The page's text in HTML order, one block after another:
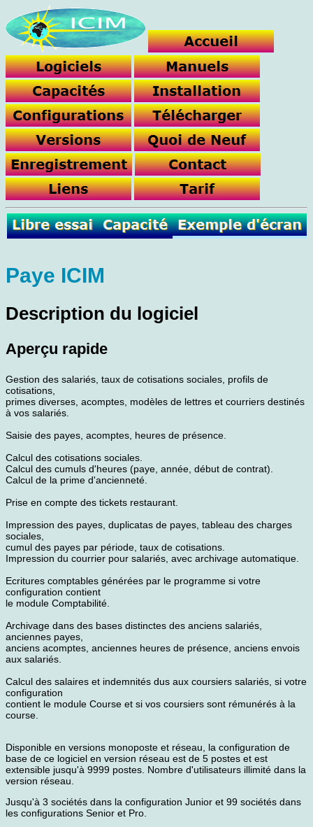
Paye ICIM
Description du logiciel
Aperçu rapide
Gestion des salariés, taux de cotisations sociales, profils de
cotisations,
primes diverses, acomptes, modèles de lettres et courriers destinés
à vos salariés.
Saisie des payes, acomptes, heures de présence.
Calcul des cotisations sociales.
Calcul des cumuls d'heures (paye, année, début de contrat).
Calcul de la prime d'ancienneté.
Prise en compte des tickets restaurant.
Impression des payes, duplicatas de payes, tableau des charges
sociales,
cumul des payes par période, taux de cotisations.
Impression du courrier pour salariés, avec archivage automatique.
Ecritures comptables générées par le programme si votre
configuration contient
le module Comptabilité.
Archivage dans des bases distinctes des anciens salariés,
anciennes payes,
anciens acomptes, anciennes heures de présence, anciens envois
aux salariés.
Calcul des salaires et indemnités dus aux coursiers salariés, si votre
configuration
contient le module Course et si vos coursiers sont rémunérés à la
course.
Disponible en versions monoposte et réseau, la configuration de
base de ce logiciel en version réseau est de 5 postes et est
extensible jusqu'à 9999 postes. Nombre d'utilisateurs illimité dans la
version réseau.
Jusqu'à 3 sociétés dans la configuration Junior et 99 sociétés dans
les configurations Senior et Pro.